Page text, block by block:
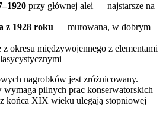
przy głównej alei — najstarsze na
z 1928 roku — murowana, w dobrym
okresu międzywojennego z elementami
nagrobków jest zróżnicowany.
wymaga pilnych prac konserwatorskich
końca XIX wieku ulegają stopniowej